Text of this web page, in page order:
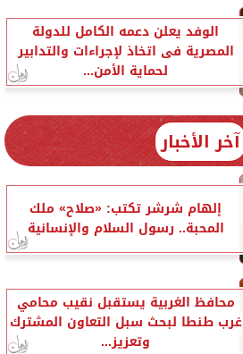
الوفد يعلن دعمه الكامل للدولة
المصرية فى اتخاذ لإجراءات والتدابير
لحماية الأمن...
آخر الأخبار
إلهام شرشر تكتب: «صلاح» ملك
المحبة.. رسول السلام والإنسانية
محافظ الغربية يستقبل نقيب محامي
غرب طنطا لبحث سبل التعاون المشترك
وتعزيز...